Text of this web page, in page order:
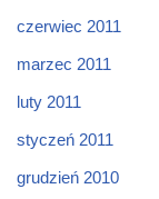
czerwiec 2011
marzec 2011
luty 2011
styczeń 2011
grudzień 2010